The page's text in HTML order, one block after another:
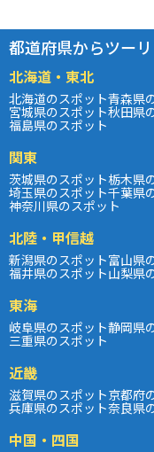
都道府県からツー
北海道・東北
北海道のスポット青森県
宮城県のスポット秋田県
福島県のスポット
関東
茨城県のスポット栃木県
埼玉県のスポット千葉県
神奈川県のスポット
北陸・甲信越
新潟県のスポット富山県
福井県のスポット山梨県
東海
岐阜県のスポット静岡県
三重県のスポット
近畿
滋賀県のスポット京都府
兵庫県のスポット奈良県
中国・四国